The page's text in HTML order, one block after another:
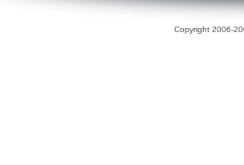
Copyright 2006-